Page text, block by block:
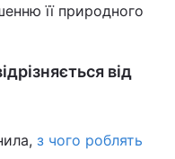
її природного
від
з чого роблять